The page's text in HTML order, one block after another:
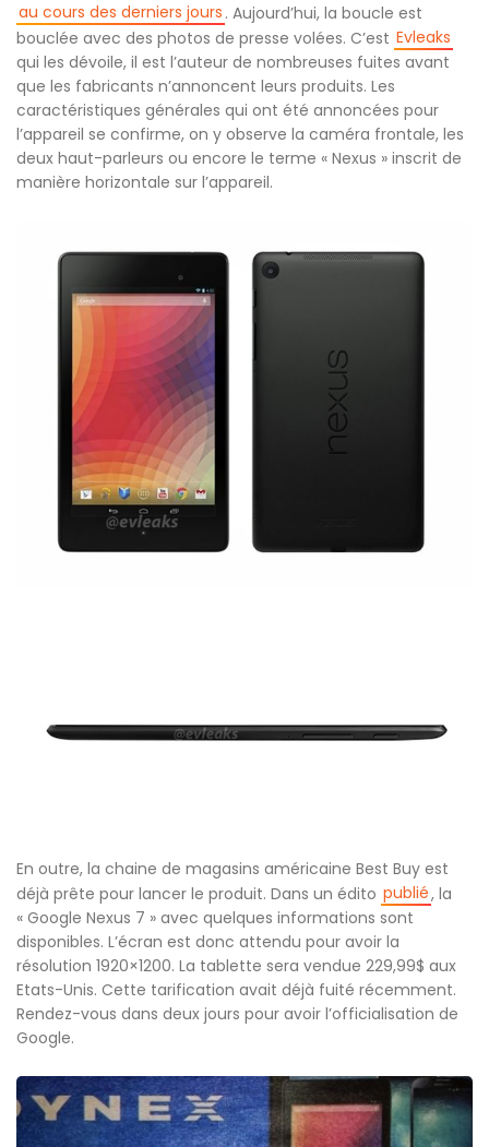
au cours des derniers jours . Aujourd’hui, la boucle est
bouclée avec des photos de presse volées. C’est Evleaks
qui les dévoile, il est l’auteur de nombreuses fuites avant
que les fabricants n’annoncent leurs produits. Les
caractéristiques générales qui ont été annoncées pour
l’appareil se confirme, on y observe la caméra frontale, les
deux haut-parleurs ou encore le terme « Nexus » inscrit de
manière horizontale sur l’appareil.
En outre, la chaine de magasins américaine Best Buy est
déjà prête pour lancer le produit. Dans un édito publié, la
« Google Nexus 7 » avec quelques informations sont
disponibles. L’écran est donc attendu pour avoir la
résolution 1920×1200. La tablette sera vendue 229,99$ aux
Etats-Unis. Cette tarification avait déjà fuité récemment.
Rendez-vous dans deux jours pour avoir l’officialisation de
Google.